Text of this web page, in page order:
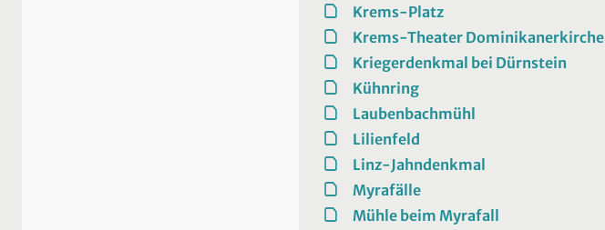
Krems-Platz
Krems-Theater Dominikanerkirche
Kriegerdenkmal bei Dürnstein
Kühnring
Laubenbachmühl
Lilienfeld
Linz-Jahndenkmal
Myrafälle
Mühle beim Myrafall